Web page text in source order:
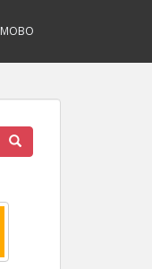
MOBO